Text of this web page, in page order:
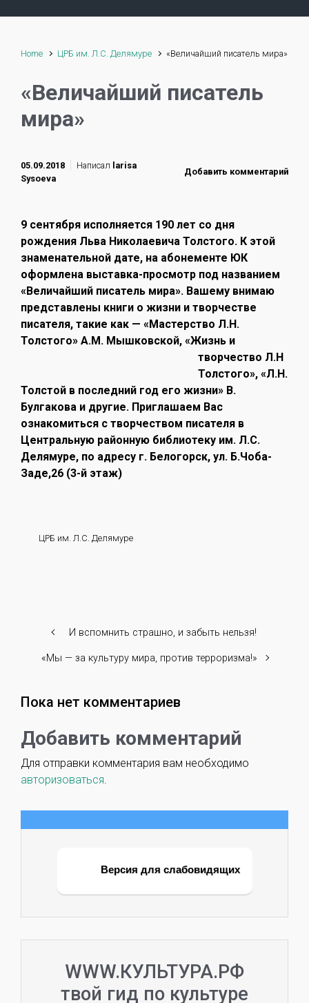
Home ЦРБ им. Л.С. Делямуре «Величайший писатель мира»
«Величайший писатель
мира»
05.09.2018 Написал larisa
Sysoeva
Добавить комментарий
9 сентября исполняется 190 лет со дня
рождения Льва Николаевича Толстого. К этой
знаменательной дате, на абонементе ЮК
оформлена выставка-просмотр под названием
«Величайший писатель мира». Вашему внимаю
представлены книги о жизни и творчестве
писателя, такие как — «Мастерство Л.Н.
Толстого» А.М. Мышковской, «Жизнь и
творчество Л.Н
Толстого», «Л.Н.
Толстой в последний год его жизни» В.
Булгакова и другие. Приглашаем Вас
ознакомиться с творчеством писателя в
Центральную районную библиотеку им. Л.С.
Делямуре, по адресу г. Белогорск, ул. Б.Чоба-
Заде,26 (3-й этаж)
ЦРБ им. Л.С. Делямуре
И вспомнить страшно, и забыть нельзя!
«Мы — за культуру мира, против терроризма!»
Пока нет комментариев
Добавить комментарий
Для отправки комментария вам необходимо
авторизоваться.
Версия для слабовидящих
WWW.КУЛЬТУРА.РФ
твой гид по культуре